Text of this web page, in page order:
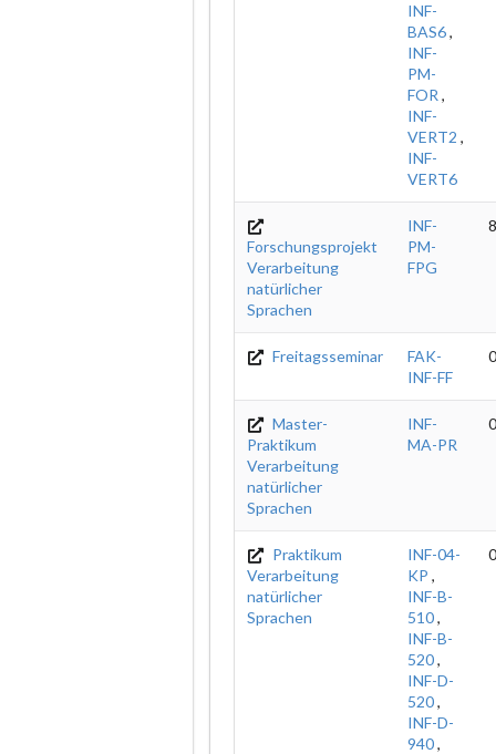
INF-
BAS6,
INF-
PM-
FOR ,
INF-
VERT2 ,
INF-
VERT6
Forschungsprojekt
Verarbeitung
natürlicher
Sprachen
INF-
PM-
FPG
Freitagsseminar
FAK-
INF-FF
Master-
Praktikum
Verarbeitung
natürlicher
Sprachen
INF-
MA-PR
Praktikum
Verarbeitung
natürlicher
Sprachen
INF-04-
KP ,
INF-B-
510,
INF-B-
520,
INF-D-
520,
INF-D-
940,